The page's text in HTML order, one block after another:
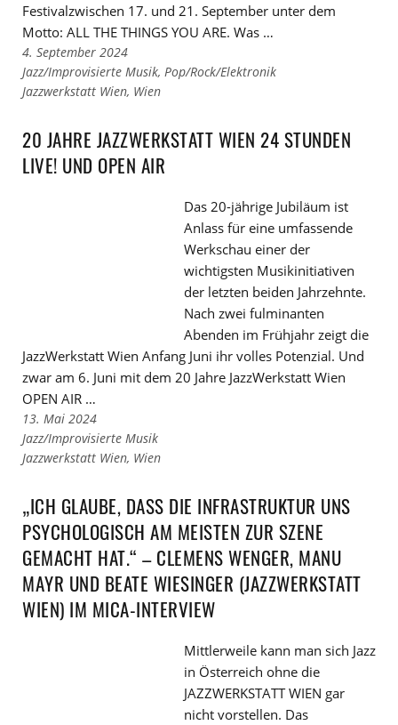
Festivalzwischen 17. und 21. September unter dem
Motto: ALL THE THINGS YOU ARE. Was …
4. September 2024
Links
zu
Kategorien
Jazz/Improvisierte Musik, Pop/Rock/Elektronik
Links
den
Tags
Jazzwerkstatt Wien, Wien
20 JAHRE JAZZWERKSTATT WIEN 24 STUNDEN
LIVE! UND OPEN AIR
Das 20-jährige Jubiläum ist
Anlass für eine umfassende
Werkschau einer der
wichtigsten Musikinitiativen
der letzten beiden Jahrzehnte.
Nach zwei fulminanten
Abenden im Frühjahr zeigt die
JazzWerkstatt Wien Anfang Juni ihr volles Potenzial. Und
zwar am 6. Juni mit dem 20 Jahre JazzWerkstatt Wien
OPEN AIR …
13. Mai 2024
Links
zu
Kategorien
Jazz/Improvisierte Musik
Links
den
Tags
Jazzwerkstatt Wien, Wien
„ICH GLAUBE, DASS DIE INFRASTRUKTUR UNS
PSYCHOLOGISCH AM MEISTEN ZUR SZENE
GEMACHT HAT.“ – CLEMENS WENGER, MANU
MAYR UND BEATE WIESINGER (JAZZWERKSTATT
WIEN) IM MICA-INTERVIEW
Mittlerweile kann man sich Jazz
in Österreich ohne die
JAZZWERKSTATT WIEN gar
nicht vorstellen. Das